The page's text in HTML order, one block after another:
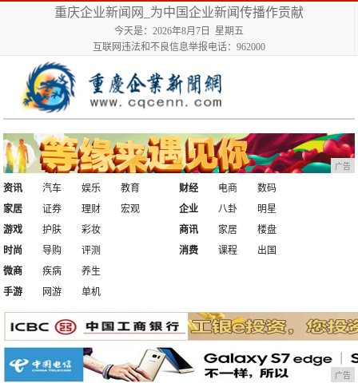
重庆企业新闻网_为中国企业新闻传播作贡献
今天是：2026年8月7日 星期五
互联网违法和不良信息举报电话：962000
广告
资讯 汽车 娱乐
教育
家居
证券 理财 宏观
财经 电商
数码
企业
八卦
明星
游戏
护肤
彩妆
时尚
导购 评测
商讯 家居
楼盘
消费
课程
出国
微商
疾病
养生
手游
网游 单机
广告